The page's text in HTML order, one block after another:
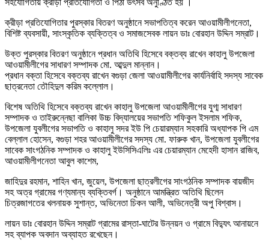
সহযোগিতায় ক্রীড়া প্রতিযোগিতা ও পিঠা উৎসব অনুণ্ঠিত হয় ।
ক্রীড়া প্রতিযোগিতার পুরস্কার বিতরণ অনুষ্ঠানে সভাপতিত্ব করেন আওয়ামীলীগনেতা,
বিশিষ্ট ব্যবসায়ী, সাংস্কৃতিক ব্যক্তিত্ব ও সমাজসেবক লায়ন ডাঃ বোরহান উদ্দিন সম্রাট।
উক্ত পুরস্কার বিতরণ অনুষ্ঠানে প্রধান অতিথি হিসেবে বক্তব্য রাখেন কাহালু উপজেলা
আওয়ামীলীগের সাধারণ সম্পাদক মো. আব্দুল মান্নান।
প্রধান বক্তা হিসেবে বক্তব্য রাখেন বগুড়া জেলা আওয়ামীলীগের কার্যনির্বাহি সদস্য সাবেক
ছাত্রনেতা তৌহিদুল করিম কল্লোল।
বিশেষ অতিথি হিসেবে বক্তব্য রাখেন কাহালু উপজেলা আওয়ামীলীগের যুগ্ম সাধারণ
সম্পাদক ও তাইরুন্নেছা বালিকা উচ্চ বিদ্যালয়ের সভাপতি শফিকুল ইসলাম শফিক,
উপজেলা যুবলীগের সভাপতি ও কাহালু সদর ইউ পি চেয়ারম্যান সহকারি অধ্যাপক পি এম
বেল্লাল হোসেন, বগুড়া শহর আওয়ামীলীগের সদস্য মো. ফারুক খান, উপজেলা যুবলীগের
সাবেক সাংগঠনিক সম্পাদক ও কাহালু ইউসিসিএলিঃ এর চেয়ারম্যান মেহেদী হাসান রাজিব,
আওয়ামীলীগনেতা আবুল কাশেম,
জাহিদুর রহমান, শাহিন খান, জুয়েল, উপজেলা ছাত্রলীগের সাংগঠনিক সম্পাদক বায়জীদ
সহ অত্র গ্রামের গণ্যমান্য ব্যক্তিবর্গ। অনুষ্ঠানে আমন্ত্রিত অতিথি ছিলেন
চিত্রজাগতের খলনায়ক সুশান্ত, অভিনেতা চিকন আলী, অভিনেত্রী অপু বিশ্বাস।
লায়ন ডাঃ বোরহান উদ্দিন সম্রাট গ্রামের রাস্তা-ঘাটের উন্নয়ন ও গ্রামে বিদ্যুৎ আনায়নে
সহ ব্যাপক অবদান অব্যাহত রখেছেন।